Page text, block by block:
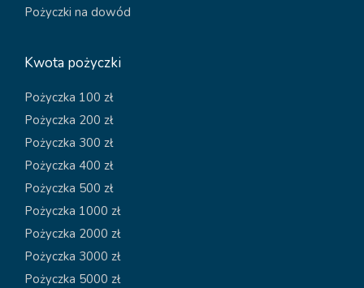
Pożyczki na dowód
Kwota pożyczki
Pożyczka 100 zł
Pożyczka 200 zł
Pożyczka 300 zł
Pożyczka 400 zł
Pożyczka 500 zł
Pożyczka 1000 zł
Pożyczka 2000 zł
Pożyczka 3000 zł
Pożyczka 5000 zł